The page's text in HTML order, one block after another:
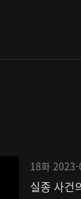
18화
실종 사건